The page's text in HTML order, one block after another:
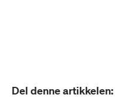
Del denne artikkelen: